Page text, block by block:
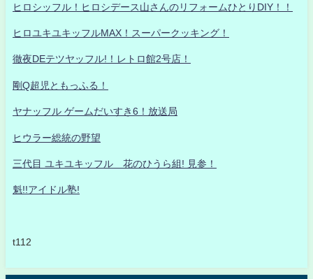
ヒロシッフル！ヒロシデース山さんのリフォームひとりDIY！！
ヒロユキユキッフルMAX！スーパークッキング！
徹夜DEテツヤッフル!！レトロ館2号店！
剛Q超児ともっふる！
ヤナッフル ゲームだいすき6！放送局
ヒウラー総統の野望
三代目 ユキユキッフル 花のひうら組! 見参！
魁!!アイドル塾!
t112